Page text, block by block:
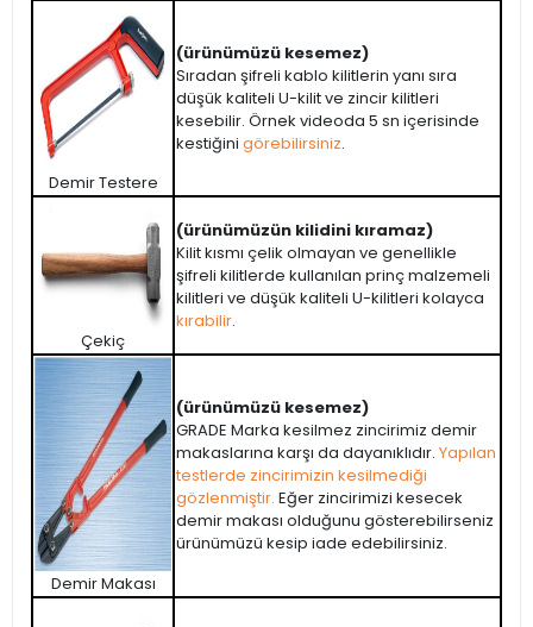
Demir Testere
(ürünümüzü kesemez)
Sıradan şifreli kablo kilitlerin yanı sıra
düşük kaliteli U-kilit ve zincir kilitleri
kesebilir. Örnek videoda 5 sn içerisinde
kestiğini görebilirsiniz.
Çekiç
(ürünümüzün kilidini kıramaz)
Kilit kısmı çelik olmayan ve genellikle
şifreli kilitlerde kullanılan prinç malzemeli
kilitleri ve düşük kaliteli U-kilitleri kolayca
kırabilir.
Demir Makası
(ürünümüzü kesemez)
GRADE Marka kesilmez zincirimiz demir
makaslarına karşı da dayanıklıdır. Yapılan
testlerde zincirimizin kesilmediği
gözlenmiştir. Eğer zincirimizi kesecek
demir makası olduğunu gösterebilirseniz
ürünümüzü kesip iade edebilirsiniz.